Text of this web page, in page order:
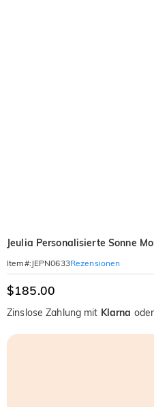
Jeulia Personalisierte Sonne
Item#: JEPN0633Rezensionen
$185.00
Zinslose Zahlung mit Klarna oder